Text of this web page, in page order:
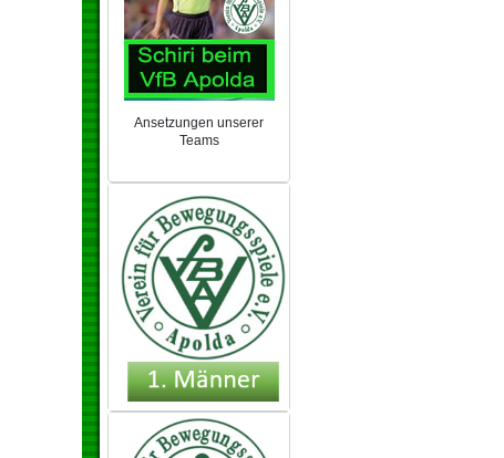
Ansetzungen unserer
Teams